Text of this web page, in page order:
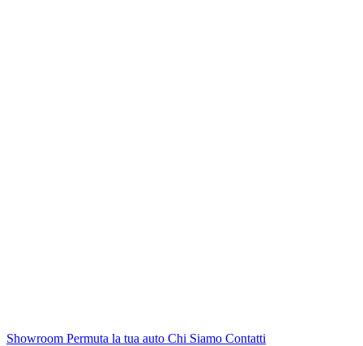
Showroom Permuta la tua auto Chi Siamo Contatti